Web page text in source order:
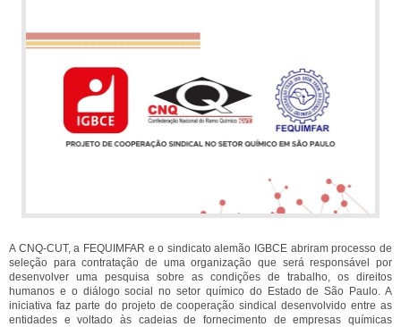
A CNQ-CUT, a FEQUIMFAR e o sindicato alemão IGBCE abriram processo de
seleção para contratação de uma organização que será responsável por
desenvolver uma pesquisa sobre as condições de trabalho, os direitos
humanos e o diálogo social no setor químico do Estado de São Paulo. A
iniciativa faz parte do projeto de cooperação sindical desenvolvido entre as
entidades e voltado às cadeias de fornecimento de empresas químicas